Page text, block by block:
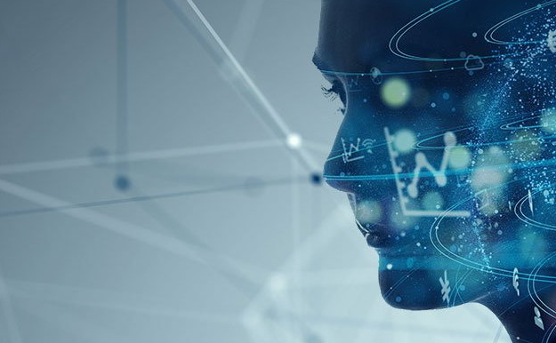
OLED透明ディスプレイは、高い透明性、軽量構造、そして
鮮やかな輝度を兼ね備え、コンテンツがまるで空中に浮か
んでいるかのような視覚體験を実現します。モジュール式
で超薄型の設計により、ガラス面と一體化し、光や視界を
妨げることなく設置が可能です。省エネルギー設計と簡単
な設置性を備え、サイズの小売店のショーウィンドウ、展
示会、企業のロビー、デジタルサイネージなど、美しさと
高輝度ディスプレイと組込みコンピューティングソリュー
ションをモノの人工知能（AIoT）技術と組み合わせること
で、当社の高性能統合ソリューションは、顧客の様々なニ
日光可読性はLitemax創立以来の中核技術であり続けてお
り、Litemaxが提供するディスプレイの大部分が1,000 nit
以上を確保しています。高輝度により、あらゆる照明条件
の下で完璧な視覚的可読性が得られます。
Litemaxの営業担当者とビジネスニーズについて話し合う
詳細はこちら
Litemaxからの最新のニュースと情報を見る
詳細はこちら
Litemax (TWO: 4995)は日光下で可読な高輝度の産業ディ
スプレイにおいて堅固な名声を築いていますが、当社の提
供内容は他にも多岐にわたります。サイズ調整、カスタム
化、産業コンピューティングを通じて、当社は産業グレー...